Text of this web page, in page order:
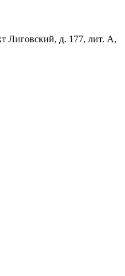
Лиговский, д. 177, лит. А,